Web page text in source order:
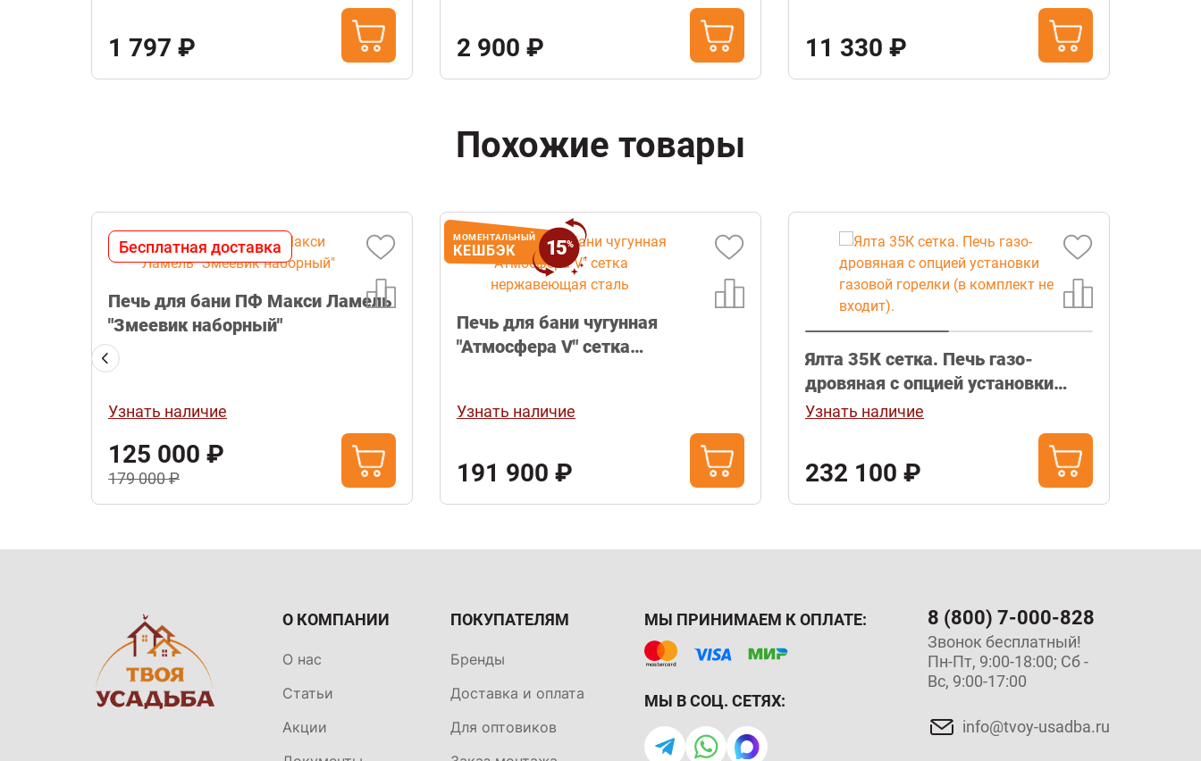
1 797 ₽ 2 900 ₽ 11 330 ₽
Похожие товары
Бесплатная доставка
Печь для бани ПФ Макси Ламель
"Змеевик наборный"
Узнать наличие
125 000 ₽
179 000 ₽
МОМЕНТАЛЬНЫЙ
КЕШБЭК 15%
Печь для бани чугунная
"Атмосфера V" сетка
Узнать наличие
191 900 ₽
Ялта 35К сетка. Печь газо-
дровяная с опцией установки
газовой горелки (в комплект не
Узнать наличие
232 100 ₽
О КОМПАНИИ
О нас
Статьи
Акции
ПОКУПАТЕЛЯМ
Бренды
Доставка и оплата
Для оптовиков
МЫ ПРИНИМАЕМ К ОПЛАТЕ:
МЫ В СОЦ. СЕТЯХ:
8 (800) 7-000-828
Звонок бесплатный!
Пн-Пт, 9:00-18:00; Сб -
Вс, 9:00-17:00
info@tvoy-usadba.ru